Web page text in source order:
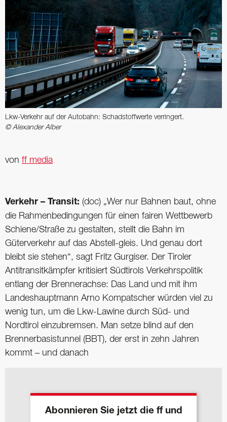
Lkw-Verkehr auf der Autobahn: Schadstoffwerte verringert.
© Alexander Alber
von ff media
Verkehr – Transit: (doc) „Wer nur Bahnen baut, ohne
die Rahmenbedingungen für einen fairen Wettbewerb
Schiene/Straße zu gestalten, stellt die Bahn im
Güterverkehr auf das Abstell-gleis. Und genau dort
bleibt sie stehen“, sagt Fritz Gurgiser. Der Tiroler
Antitransitkämpfer kritisiert Südtirols Verkehrspolitik
entlang der Brennerachse: Das Land und mit ihm
Landeshauptmann Arno Kompatscher würden viel zu
wenig tun, um die Lkw-Lawine durch Süd- und
Nordtirol einzubremsen. Man setze blind auf den
Brennerbasistunnel (BBT), der erst in zehn Jahren
kommt – und danach
Abonnieren Sie jetzt die ff und